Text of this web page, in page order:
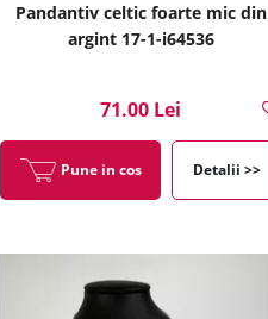
Pandantiv celtic foarte mic din
argint 17-1-i64536
71.00 Lei
Pune in cos Detalii >>